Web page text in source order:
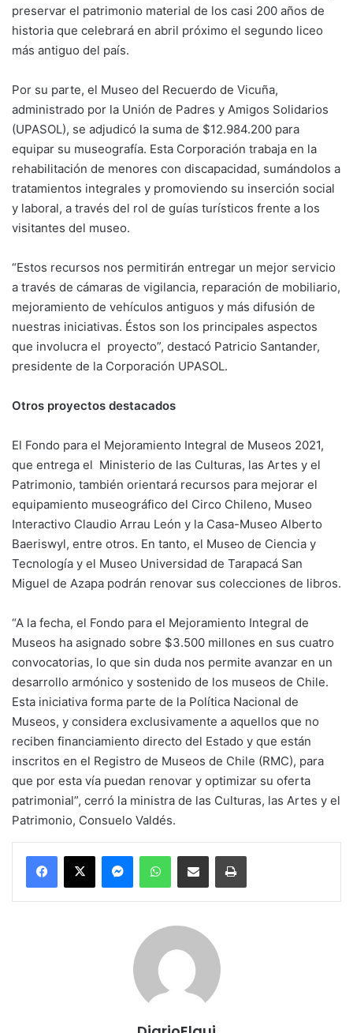
preservar el patrimonio material de los casi 200 años de
historia que celebrará en abril próximo el segundo liceo
más antiguo del país.
Por su parte, el Museo del Recuerdo de Vicuña,
administrado por la Unión de Padres y Amigos Solidarios
(UPASOL), se adjudicó la suma de $12.984.200 para
equipar su museografía. Esta Corporación trabaja en la
rehabilitación de menores con discapacidad, sumándolos a
tratamientos integrales y promoviendo su inserción social
y laboral, a través del rol de guías turísticos frente a los
visitantes del museo.
“Estos recursos nos permitirán entregar un mejor servicio
a través de cámaras de vigilancia, reparación de mobiliario,
mejoramiento de vehículos antiguos y más difusión de
nuestras iniciativas. Éstos son los principales aspectos
que involucra el proyecto”, destacó Patricio Santander,
presidente de la Corporación UPASOL.
Otros proyectos destacados
El Fondo para el Mejoramiento Integral de Museos 2021,
que entrega el Ministerio de las Culturas, las Artes y el
Patrimonio, también orientará recursos para mejorar el
equipamiento museográfico del Circo Chileno, Museo
Interactivo Claudio Arrau León y la Casa-Museo Alberto
Baeriswyl, entre otros. En tanto, el Museo de Ciencia y
Tecnología y el Museo Universidad de Tarapacá San
Miguel de Azapa podrán renovar sus colecciones de libros.
“A la fecha, el Fondo para el Mejoramiento Integral de
Museos ha asignado sobre $3.500 millones en sus cuatro
convocatorias, lo que sin duda nos permite avanzar en un
desarrollo armónico y sostenido de los museos de Chile.
Esta iniciativa forma parte de la Política Nacional de
Museos, y considera exclusivamente a aquellos que no
reciben financiamiento directo del Estado y que están
inscritos en el Registro de Museos de Chile (RMC), para
que por esta vía puedan renovar y optimizar su oferta
patrimonial”, cerró la ministra de las Culturas, las Artes y el
Patrimonio, Consuelo Valdés.
MessengerWhatsAppCompartir por correo electrónicoImprimir